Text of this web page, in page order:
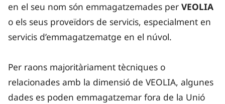
en el seu nom són emmagatzemades per VEOLIA
o els seus proveïdors de servicis, especialment en
servicis d’emmagatzematge en el núvol.
Per raons majoritàriament tècniques o
relacionades amb la dimensió de VEOLIA, algunes
dades es poden emmagatzemar fora de la Unió